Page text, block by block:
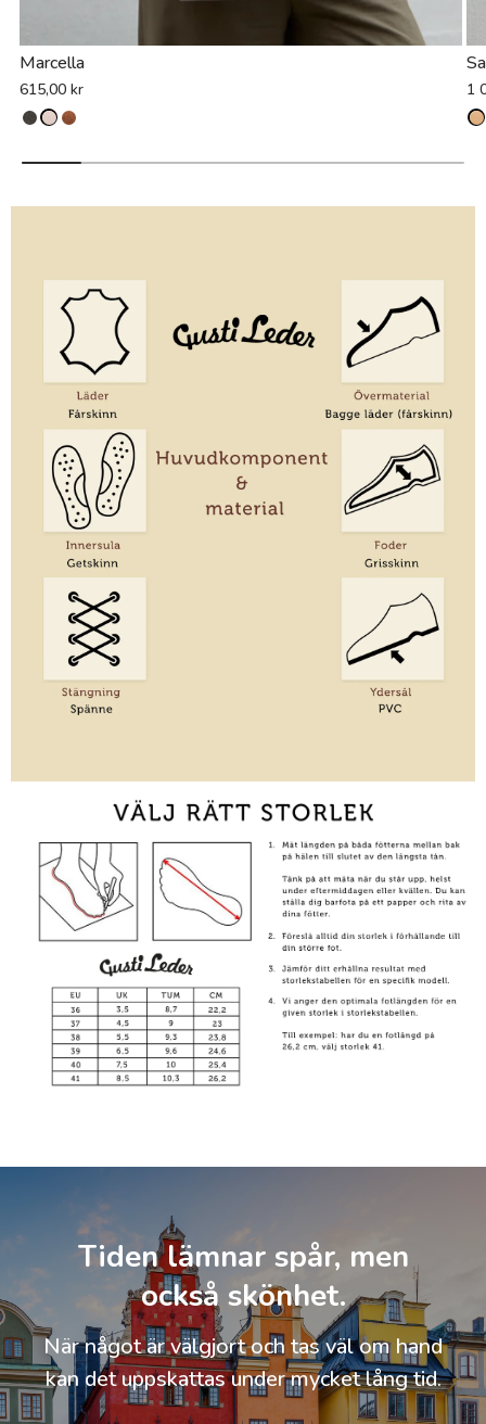
Marcella
615,00 kr 1
Tiden lämnar spår, men
också skönhet.
När något är välgjort och tas väl om hand
kan det uppskattas under mycket lång tid.